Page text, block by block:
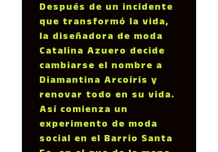
Después de un incidente
que transformó la vida,
la diseñadora de moda
Catalina Azuero decide
cambiarse el nombre a
Diamantina Arcoíris y
renovar todo en su vida.
Así comienza un
experimento de moda
social en el Barrio Santa